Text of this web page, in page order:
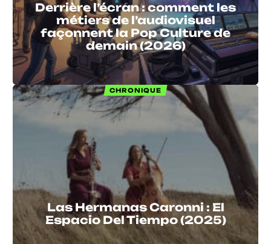
Derrière l’écran : comment les
métiers de l’audiovisuel
façonnent la Pop Culture de
demain (2026)
CHRONIQUE
Las Hermanas Caronni : El
Espacio Del Tiempo (2025)